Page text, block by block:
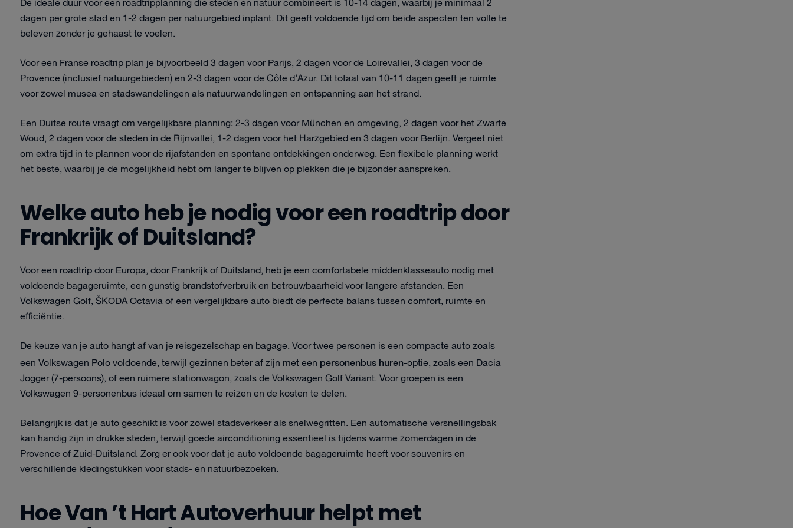
De ideale duur voor een roadtripplanning die steden en natuur combineert is 10-14 dagen, waarbij je minimaal 2
dagen per grote stad en 1-2 dagen per natuurgebied inplant. Dit geeft voldoende tijd om beide aspecten ten volle te
beleven zonder je gehaast te voelen.
Voor een Franse roadtrip plan je bijvoorbeeld 3 dagen voor Parijs, 2 dagen voor de Loirevallei, 3 dagen voor de
Provence (inclusief natuurgebieden) en 2-3 dagen voor de Côte d’Azur. Dit totaal van 10-11 dagen geeft je ruimte
voor zowel musea en stadswandelingen als natuurwandelingen en ontspanning aan het strand.
Een Duitse route vraagt om vergelijkbare planning: 2-3 dagen voor München en omgeving, 2 dagen voor het Zwarte
Woud, 2 dagen voor de steden in de Rijnvallei, 1-2 dagen voor het Harzgebied en 3 dagen voor Berlijn. Vergeet niet
om extra tijd in te plannen voor de rijafstanden en spontane ontdekkingen onderweg. Een flexibele planning werkt
het beste, waarbij je de mogelijkheid hebt om langer te blijven op plekken die je bijzonder aanspreken.
Welke auto heb je nodig voor een roadtrip door
Frankrijk of Duitsland?
Voor een roadtrip door Europa, door Frankrijk of Duitsland, heb je een comfortabele middenklasseauto nodig met
voldoende bagageruimte, een gunstig brandstofverbruik en betrouwbaarheid voor langere afstanden. Een
Volkswagen Golf, ŠKODA Octavia of een vergelijkbare auto biedt de perfecte balans tussen comfort, ruimte en
efficiëntie.
De keuze van je auto hangt af van je reisgezelschap en bagage. Voor twee personen is een compacte auto zoals
een Volkswagen Polo voldoende, terwijl gezinnen beter af zijn met een personenbus huren-optie, zoals een Dacia
Jogger (7-persoons), of een ruimere stationwagon, zoals de Volkswagen Golf Variant. Voor groepen is een
Volkswagen 9-personenbus ideaal om samen te reizen en de kosten te delen.
Belangrijk is dat je auto geschikt is voor zowel stadsverkeer als snelwegritten. Een automatische versnellingsbak
kan handig zijn in drukke steden, terwijl goede airconditioning essentieel is tijdens warme zomerdagen in de
Provence of Zuid-Duitsland. Zorg er ook voor dat je auto voldoende bagageruimte heeft voor souvenirs en
verschillende kledingstukken voor stads- en natuurbezoeken.
Hoe Van ’t Hart Autoverhuur helpt met